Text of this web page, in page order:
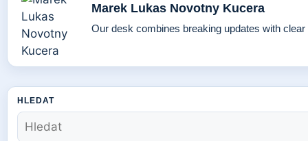
Marek Lukas Novotny Kucera
Our desk combines breaking updates with
HLEDAT